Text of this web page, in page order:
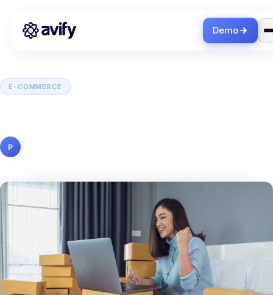
Demo
E-COMMERCE
P